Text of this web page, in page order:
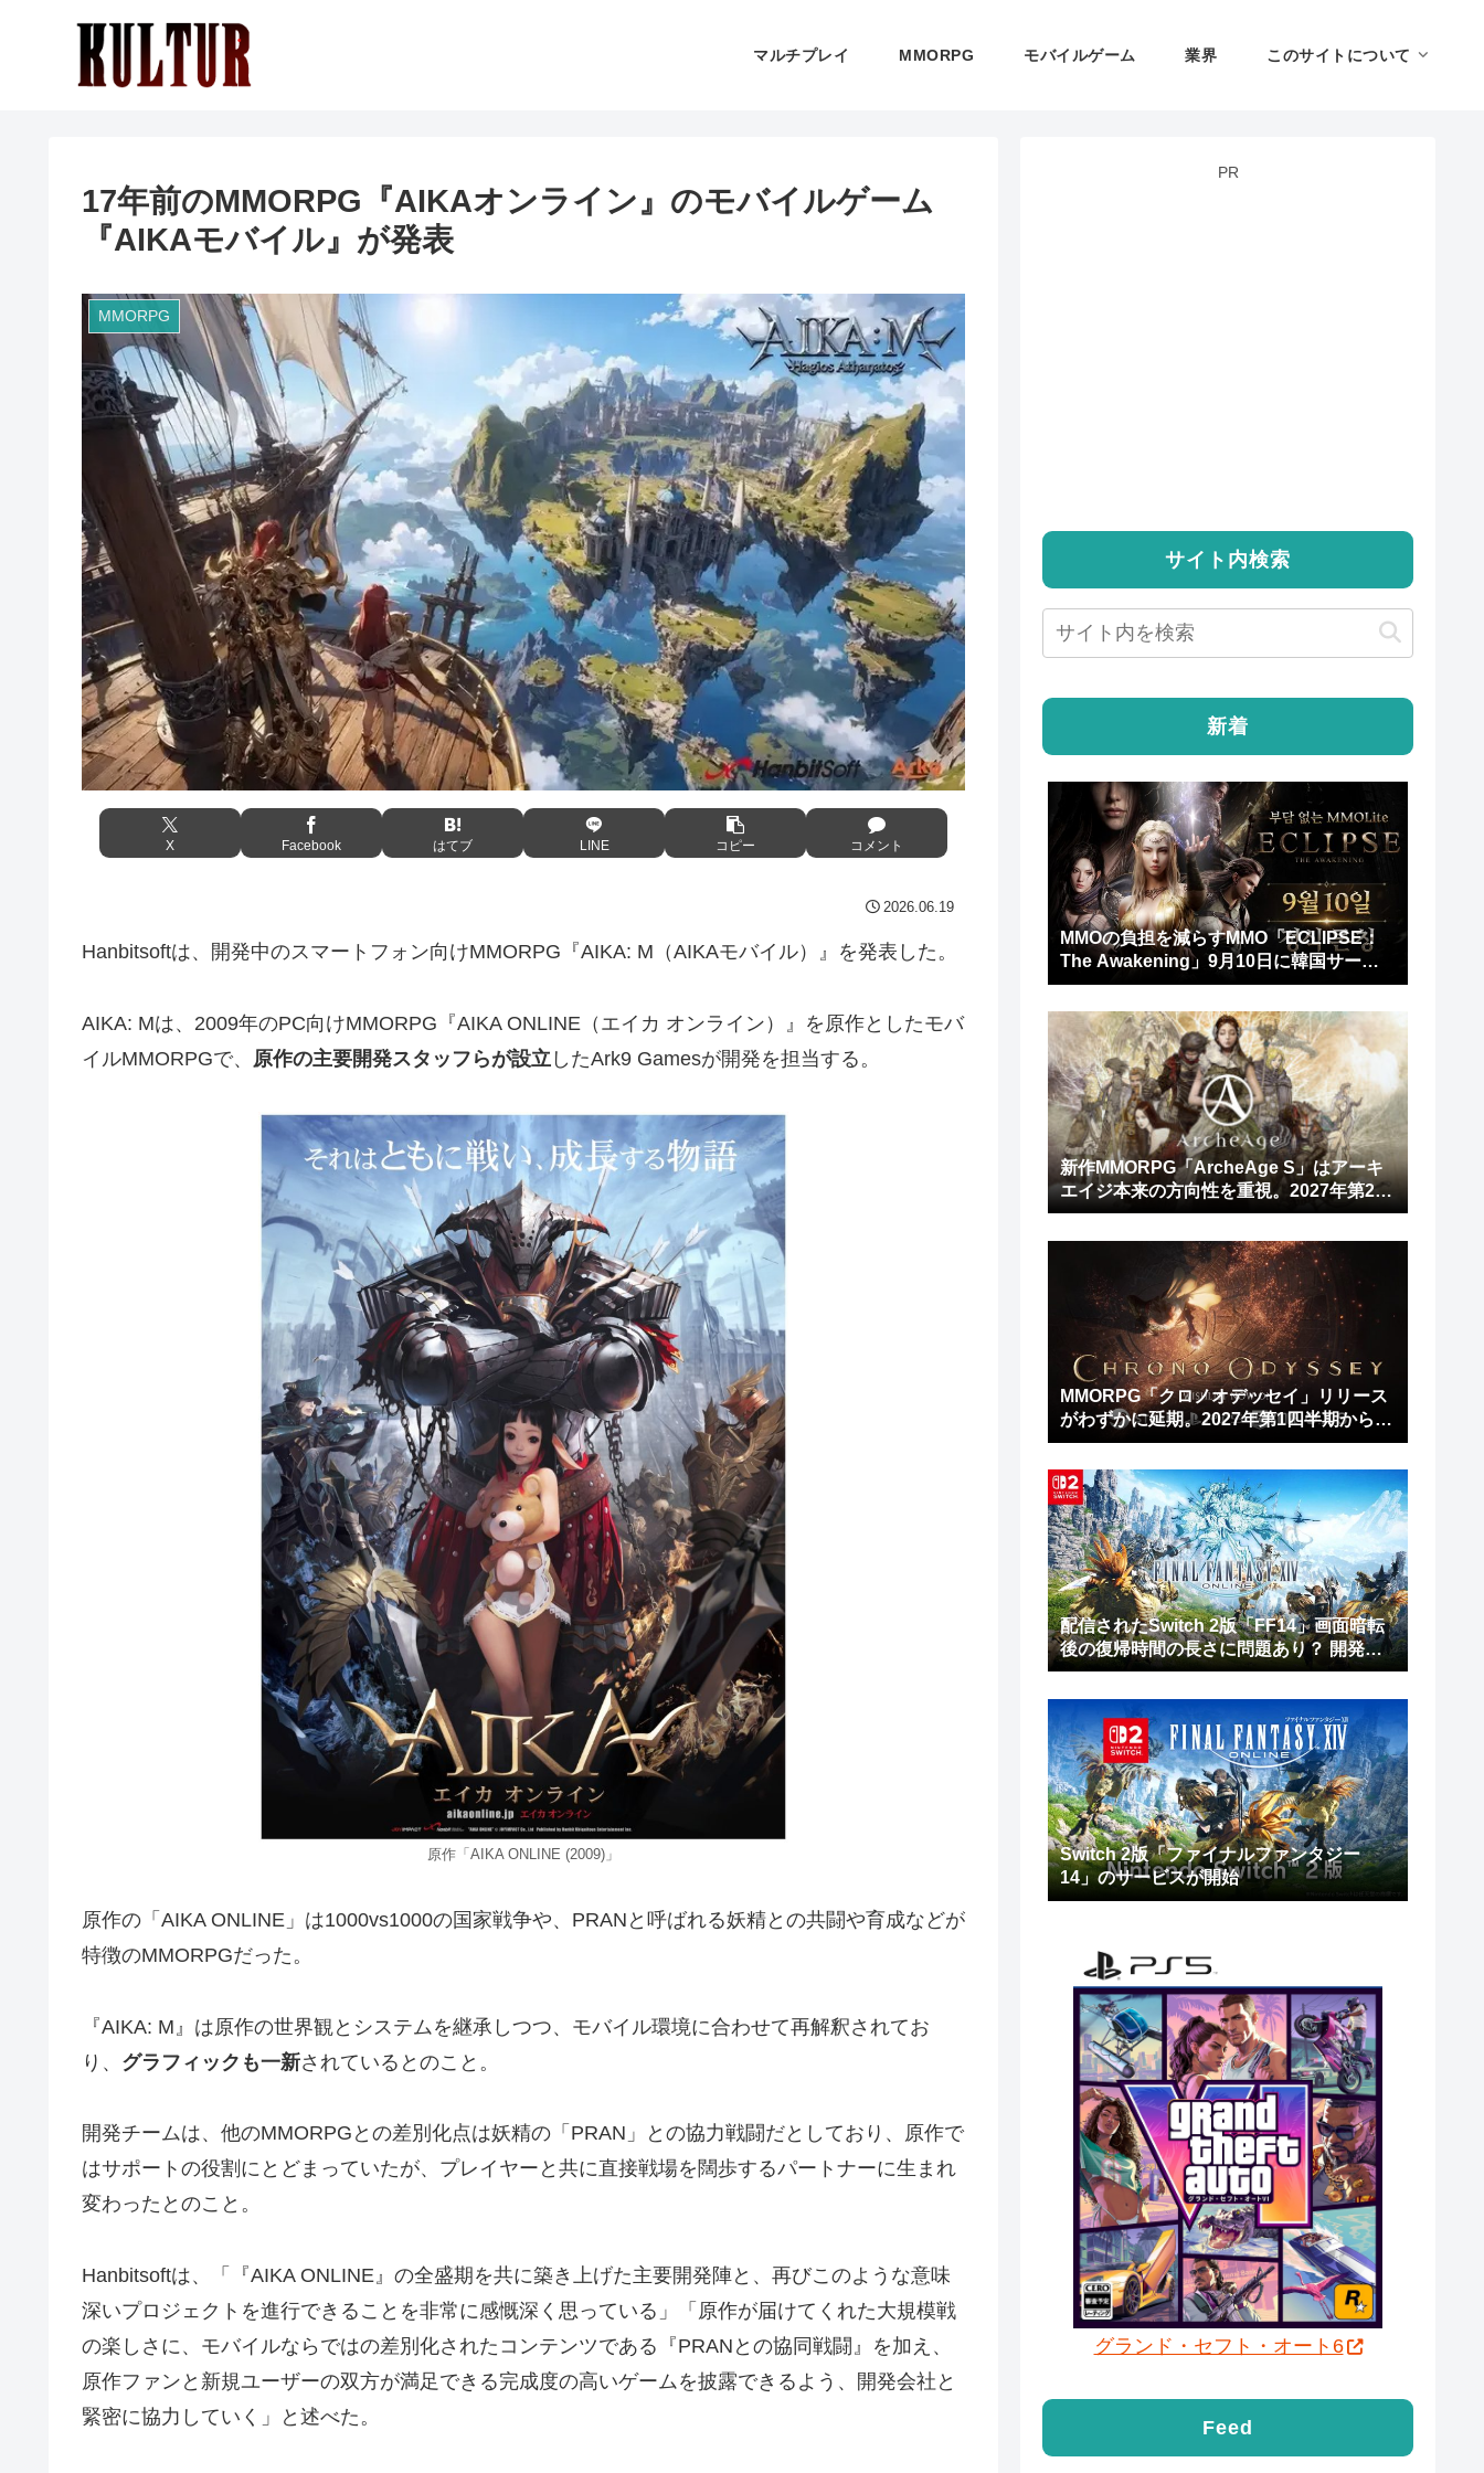
マルチプレイ MMORPG モバイルゲーム 業界 このサイトについて
17年前のMMORPG『AIKAオンライン』のモバイルゲーム
『AIKAモバイル』が発表
MMORPG
X Facebook はてブ LINE コピー コメント
2026.06.19
Hanbitsoftは、開発中のスマートフォン向けMMORPG『AIKA: M（AIKAモバイル）』を発表した。
AIKA: Mは、2009年のPC向けMMORPG『AIKA ONLINE（エイカ オンライン）』を原作としたモバ
イルMMORPGで、 原作の主要開発スタッフらが設立 したArk9 Gamesが開発を担当する。
原作「AIKA ONLINE (2009)」
原作の「AIKA ONLINE」は1000vs1000の国家戦争や、PRANと呼ばれる妖精との共闘や育成などが
特徴のMMORPGだった。
『AIKA: M』は原作の世界観とシステムを継承しつつ、モバイル環境に合わせて再解釈されてお
り、 グラフィックも一新されているとのこと。
開発チームは、他のMMORPGとの差別化点は妖精の「PRAN」との協力戦闘だとしており、原作で
はサポートの役割にとどまっていたが、プレイヤーと共に直接戦場を闊歩するパートナーに生まれ
変わったとのこと。
Hanbitsoftは、「『AIKA ONLINE』の全盛期を共に築き上げた主要開発陣と、再びこのような意味
深いプロジェクトを進行できることを非常に感慨深く思っている」「原作が届けてくれた大規模戦
の楽しさに、モバイルならではの差別化されたコンテンツである『PRANとの協同戦闘』を加え、
原作ファンと新規ユーザーの双方が満足できる完成度の高いゲームを披露できるよう、開発会社と
緊密に協力していく」と述べた。
PR
サイト内検索
新着
MMOの負担を減らすMMO「ECLIPSE：
The Awakening」9月10日に韓国サービ
スを開始
新作MMORPG「ArcheAge S」はアーキ
エイジ本来の方向性を重視。2027年第2四
半期にリリース予定
MMORPG「クロノオデッセイ」リリース
がわずかに延期。2027年第1四半期から第
2四半期に
配信されたSwitch 2版「FF14」画面暗転
後の復帰時間の長さに問題あり？ 開発チ
ームは修正作業を進行中
Switch 2版「ファイナルファンタジー
14」のサービスが開始
グランド・セフト・オート6
Feed